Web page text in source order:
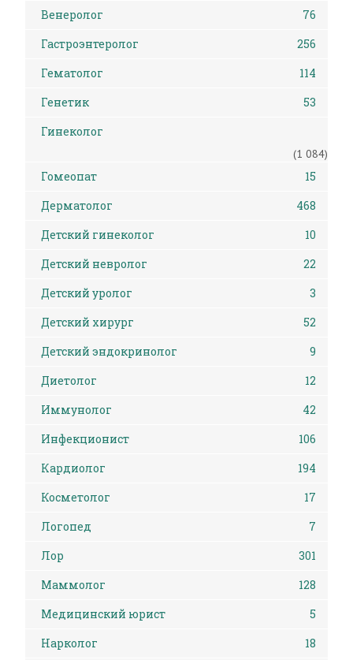
Венеролог
76
Гастроэнтеролог
256
Гематолог
114
Генетик
53
Гинеколог
(1 084)
Гомеопат
15
Дерматолог
468
Детский гинеколог
10
Детский невролог
22
Детский уролог
3
Детский хирург
52
Детский эндокринолог
9
Диетолог
12
Иммунолог
42
Инфекционист
106
Кардиолог
194
Косметолог
17
Логопед
7
Лор
301
Маммолог
128
Медицинский юрист
5
Нарколог
18